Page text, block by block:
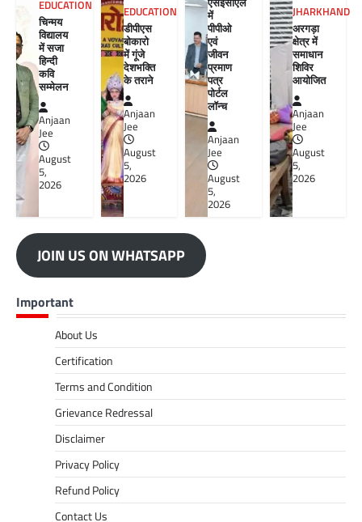
EDUCATION
चिन्मय
विद्यालय
में सजा
हिन्दी
कवि
सम्मेलन
Anjaan
Jee
August
5,
2026
EDUCATION
डीपीएस
बोकारो
में गूंजे
देशभक्ति
के तराने
Anjaan
Jee
August
5,
2026
में
पीपीओ
एवं
जीवन
प्रमाण
पत्र
पोर्टल
लॉन्च
Anjaan
Jee
August
5,
2026
JHARKHAND
अरगड़ा
क्षेत्र में
समाधान
शिविर
आयोजित
Anjaan
Jee
August
5,
2026
JOIN US ON WHATSAPP
Important
About Us
Certification
Terms and Condition
Grievance Redressal
Disclaimer
Privacy Policy
Refund Policy
Contact Us